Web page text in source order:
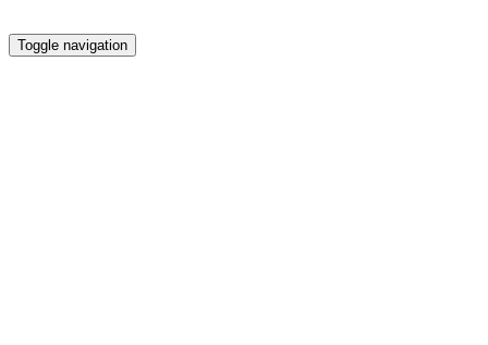
Toggle navigation